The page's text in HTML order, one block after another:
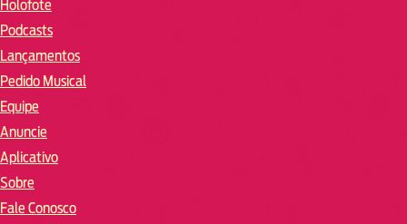
Holofote
Podcasts
Lançamentos
Pedido Musical
Equipe
Anuncie
Aplicativo
Sobre
Fale Conosco